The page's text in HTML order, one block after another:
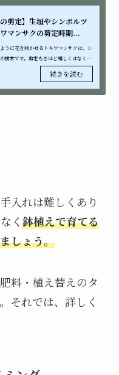
剪定】生垣やシンボルツ
マンサクの剪定時期...
うに花を咲かせるトキワマンサクは、シ
樹木です。剪定もさほど難しくはなく手
いので、初心者にも育てやすい花木で
入れは難しくあり
く 鉢植えで育てる
しょう。
料・植え替えのタ
それでは、詳しく